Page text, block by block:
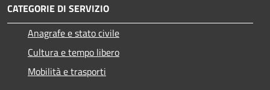
CATEGORIE DI SERVIZIO
Anagrafe e stato civile
Cultura e tempo libero
Mobilità e trasporti